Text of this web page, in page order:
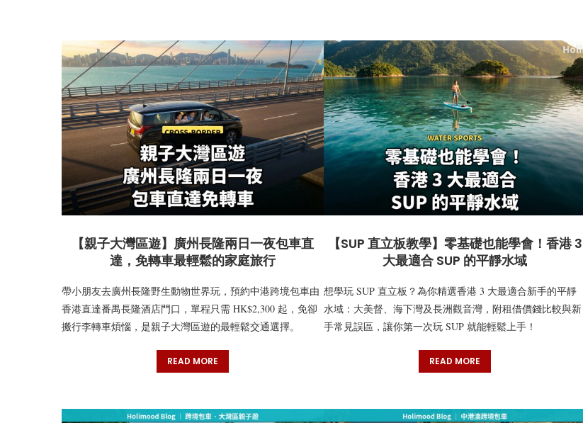
【親子大灣區遊】廣州長隆兩日一夜包車直
達，免轉車最輕鬆的家庭旅行
帶小朋友去廣州長隆野生動物世界玩，預約中港跨境包車由
香港直達番禺長隆酒店門口，單程只需 HK$2,300 起，免卻
搬行李轉車煩惱，是親子大灣區遊的最輕鬆交通選擇。
READ MORE
【SUP 直立板教學】零基礎也能學會！香港 3
大最適合 SUP 的平靜水域
想學玩 SUP 直立板？為你精選香港 3 大最適合新手的平靜
水域：大美督、海下灣及長洲觀音灣，附租借價錢比較與新
手常見誤區，讓你第一次玩 SUP 就能輕鬆上手！
READ MORE